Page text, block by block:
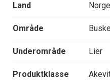
Land Norge
Område
Underområde Lier
Produktklasse